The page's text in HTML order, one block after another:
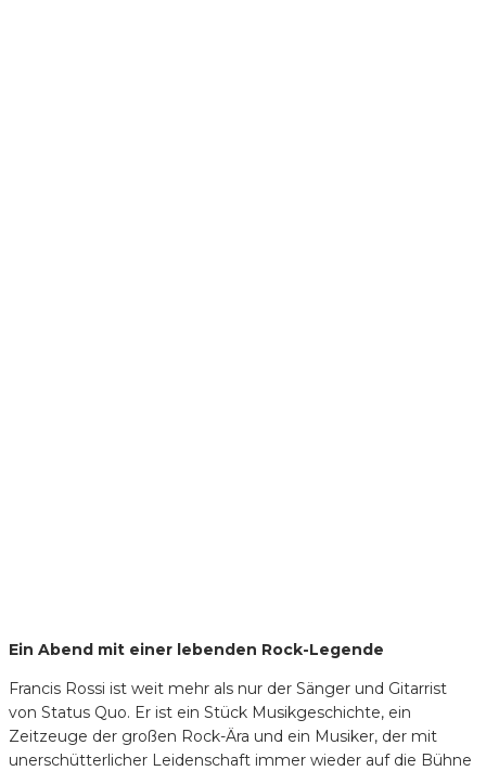
Ein Abend mit einer lebenden Rock-Legende
Francis Rossi ist weit mehr als nur der Sänger und Gitarrist
von Status Quo. Er ist ein Stück Musikgeschichte, ein
Zeitzeuge der großen Rock-Ära und ein Musiker, der mit
unerschütterlicher Leidenschaft immer wieder auf die Bühne